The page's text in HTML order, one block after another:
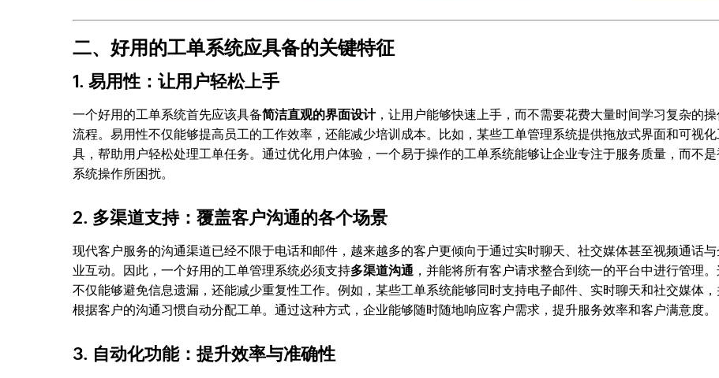
二、好用的工单系统应具备的关键特征
1. 易用性：让用户轻松上手
一个好用的工单系统首先应该具备简洁直观的界面设计，让用户能够快速上手，而不需要花费大量时间学习复杂的
流程。易用性不仅能够提高员工的工作效率，还能减少培训成本。比如，某些工单管理系统提供拖放式界面和可视
具，帮助用户轻松处理工单任务。通过优化用户体验，一个易于操作的工单系统能够让企业专注于服务质量，而不是
系统操作所困扰。
2. 多渠道支持：覆盖客户沟通的各个场景
现代客户服务的沟通渠道已经不限于电话和邮件，越来越多的客户更倾向于通过实时聊天、社交媒体甚至视频通话与
业互动。因此，一个好用的工单管理系统必须支持多渠道沟通 ，并能将所有客户请求整合到统一的平台中进行管理
不仅能够避免信息遗漏，还能减少重复性工作。例如，某些工单系统能够同时支持电子邮件、实时聊天和社交媒体
根据客户的沟通习惯自动分配工单。通过这种方式，企业能够随时随地响应客户需求，提升服务效率和客户满意度。
3. 自动化功能：提升效率与准确性